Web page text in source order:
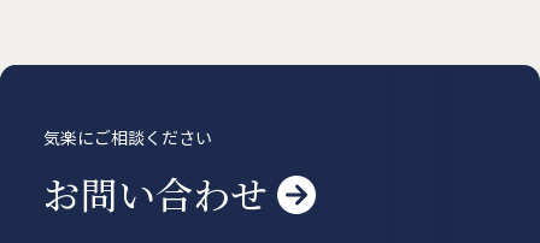
気楽にご相談ください
お問い合わせ 